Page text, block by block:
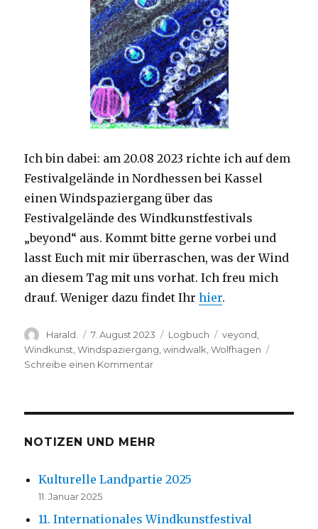
Ich bin dabei: am 20.08 2023 richte ich auf dem
Festivalgelände in Nordhessen bei Kassel
einen Windspaziergang über das
Festivalgelände des Windkunstfestivals
„beyond“ aus. Kommt bitte gerne vorbei und
lasst Euch mit mir überraschen, was der Wind
an diesem Tag mit uns vorhat. Ich freu mich
drauf. Weniger dazu findet Ihrhier.
Autor
Harald.
Veröffentlicht
am
7. August 2023 Kategorien
Logbuch Schlagwörter
veyond
Windkunst ,Windspaziergang ,windwalk ,Wolfhagen
Schreibe einen Kommentarzu
NOTIZEN UND MEHR
Kulturelle Landpartie 2025
11. Januar 2025
11. Internationales Windkunstfestival